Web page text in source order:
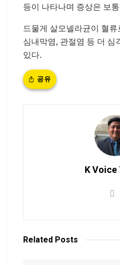
등이 나타나며 증상은 보
드물게 살모넬라균이 혈
심내막염, 관절염 등 더 심
있다.
공유
K Voice
Related Posts